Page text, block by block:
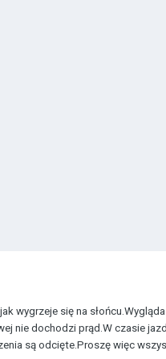
wygrzeje się na
nie dochodzi prąd.W czasie
są odcięte.Proszę więc